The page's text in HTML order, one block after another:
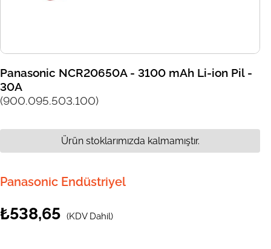
Panasonic NCR20650A - 3100 mAh Li-ion Pil -
30A
(900.095.503.100)
Panasonic Endüstriyel
₺538,65 (KDV Dahil)
Ürün stoklarımızda kalmamıştır.